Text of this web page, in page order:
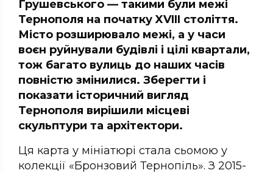
Грушевського — такими були межі
Тернополя на початку XVIII століття.
Місто розширювало межі, а у часи
воєн руйнували будівлі і цілі квартали,
тож багато вулиць до наших часів
повністю змінилися. Зберегти і
показати історичний вигляд
Тернополя вирішили місцеві
скульптури та архітектори.
Ця карта у мініатюрі стала сьомою у
колекції «Бронзовий Тернопіль». З 2015-